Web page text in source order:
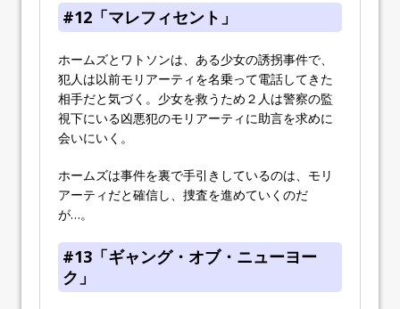
#12「マレフィセント」
ホームズとワトソンは、ある少女の誘拐事件で、
犯人は以前モリアーティを名乗って電話してきた
相手だと気づく。少女を救うため２人は警察の監
視下にいる凶悪犯のモリアーティに助言を求めに
会いにいく。
ホームズは事件を裏で手引きしているのは、モリ
アーティだと確信し、捜査を進めていくのだ
が…。
#13「ギャング・オブ・ニューヨー
ク」